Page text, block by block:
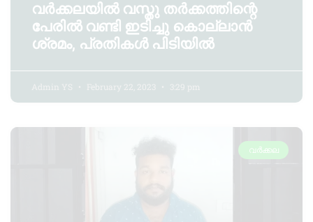
വർക്കലയിൽ വസ്തു തർക്കത്തിന്റെ
പേരിൽ വണ്ടി ഇടിച്ചു കൊല്ലാൻ
ശ്രമം, പ്രതികൾ പിടിയിൽ
Admin YS February 22, 2023 3:29 pm
വർക്കല